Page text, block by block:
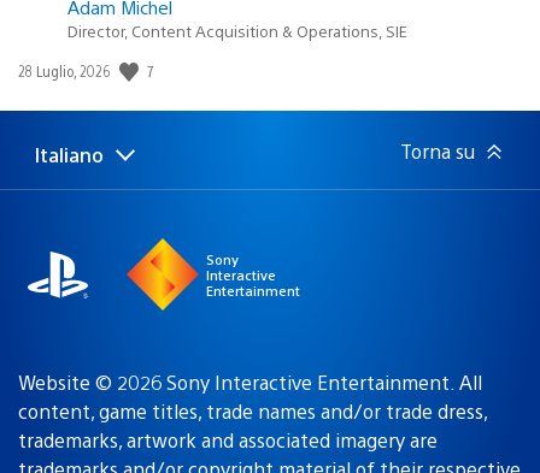
Adam Michel
Director, Content Acquisition & Operations, SIE
Data
pubblicazione:
28 Luglio, 2026 7
Seleziona
una
Regione
attuale:
Italiano Torna su
Sony
Interactive
Entertainment
Website © 2026 Sony Interactive Entertainment. All
content, game titles, trade names and/or trade dress,
trademarks, artwork and associated imagery are